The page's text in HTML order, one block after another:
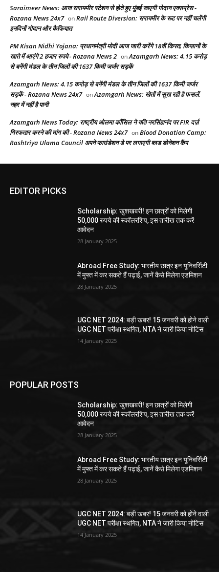
Saraimeer News: आज सरायमीर स्टेशन से होते हुए मुंबई जाएगी गोदान एक्सप्रेस -
Rozana News 24x7 onRail Route Diversion: सरायमीर के रूट पर नहीं चलेंगी
इनदिनों गोदान और कैफियात
PM Kisan Nidhi Yojana: प्रधानमंत्री मोदी आज जारी करेंगे 18वीं किस्त, किसानों के
खाते में आएंगे 2 हजार रुपये - Rozana News 2 onAzamgarh News: 4.15 करोड़
से बनेंगी मंडल के तीन जिलों की 1637 किमी जर्जर सड़कें
Azamgarh News: 4.15 करोड़ से बनेंगी मंडल के तीन जिलों की 1637 किमी जर्जर
सड़कें - Rozana News 24x7 onAzamgarh News: खेतों में सूख रही है फसलें,
नहर में नहीं है पानी
Azamgarh News Today: राष्ट्रीय ओलमा कौंसिल ने यति नरसिंहानंद पर FIR दर्ज़
गिरफतार करने की मांग की - Rozana News 24x7 onBlood Donation Camp:
Rashtriya Ulama Council अपने फाउंडेशन डे पर लगाएगी ब्लड डोनेशन कैंप
EDITOR PICKS
Scholarship: खुशखबरी! इन छात्रों को मिलेगी
50,000 रुपये की स्कॉलरशिप, इस तारीख तक करें
आवेदन
28 January 2025
Abroad Free Study: भारतीय छात्र इन यूनिवर्सिटी
में मुफ्त में कर सकते हैं पढ़ाई, जानें कैसे मिलेगा एडमिशन
28 January 2025
UGC NET 2024: बड़ी खबर! 15 जनवरी को होने वाली
UGC NET परीक्षा स्थगित, NTA ने जारी किया नोटिस
14 January 2025
POPULAR POSTS
Scholarship: खुशखबरी! इन छात्रों को मिलेगी
50,000 रुपये की स्कॉलरशिप, इस तारीख तक करें
आवेदन
28 January 2025
Abroad Free Study: भारतीय छात्र इन यूनिवर्सिटी
में मुफ्त में कर सकते हैं पढ़ाई, जानें कैसे मिलेगा एडमिशन
28 January 2025
UGC NET 2024: बड़ी खबर! 15 जनवरी को होने वाली
UGC NET परीक्षा स्थगित, NTA ने जारी किया नोटिस
14 January 2025